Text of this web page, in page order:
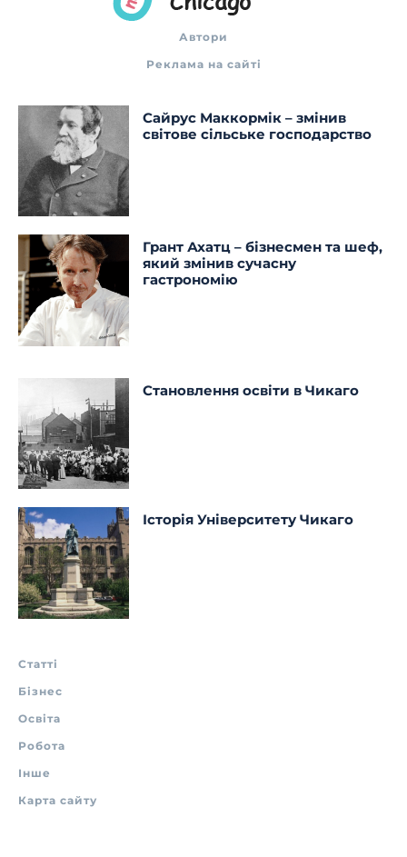
Автори
Реклама на сайті
Сайрус Маккормік – змінив
світове сільське господарство
Грант Ахатц – бізнесмен та шеф,
який змінив сучасну
гастрономію
Становлення освіти в Чикаго
Історія Університету Чикаго
Статті
Бізнес
Освіта
Робота
Інше
Карта сайту